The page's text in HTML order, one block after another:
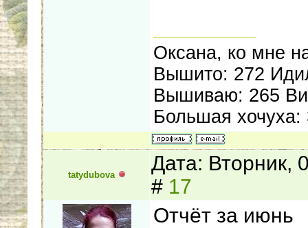
Оксана, ко мне
Вышито: 272
Вышиваю: 265
Большая
tatydubova
Дата: Вторник,
# 17
Отчёт за июнь